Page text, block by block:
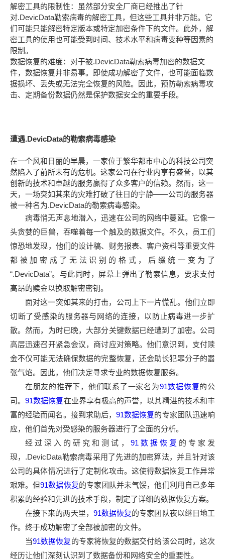
解密工具的限制性：虽然部分安全厂商已经推出了针
对.DevicData勒索病毒的解密工具，但这些工具并非万能。它
们可能只能解密特定版本或特定加密条件下的文件。此外，解
密工具的使用也可能受到时间、技术水平和病毒变种等因素的
限制。
数据恢复的难度：对于被.DevicData勒索病毒加密的数据文
件，数据恢复并非易事。即使成功解密了文件，也可能面临数
据损坏、丢失或无法完全恢复的风险。因此，预防勒索病毒攻
击、定期备份数据仍然是保护数据安全的重要手段。
遭遇.DevicData的勒索病毒感染
在一个风和日丽的早晨，一家位于繁华都市中心的科技公司突
然陷入了前所未有的危机。这家公司在行业内享有盛誉，以其
创新的技术和卓越的服务赢得了众多客户的信赖。然而，这一
天，一场突如其来的灾难打破了往日的宁静——公司的服务器
被一种名为.DevicData的勒索病毒感染。
病毒悄无声息地潜入，迅速在公司的网络中蔓延。它像一
头贪婪的巨兽，吞噬着每一个触及的数据文件。不久，员工们
惊恐地发现，他们的设计稿、财务报表、客户资料等重要文件
都被加密成了无法识别的格式，后缀统一变为了
“.DevicData”。与此同时，屏幕上弹出了勒索信息，要求支付
高昂的赎金以换取解密密钥。
面对这一突如其来的打击，公司上下一片慌乱。他们立即
切断了受感染的服务器与网络的连接，以防止病毒进一步扩
散。然而，为时已晚，大部分关键数据已经遭到了加密。公司
高层迅速召开紧急会议，商讨应对策略。他们意识到，支付赎
金不仅可能无法确保数据的完整恢复，还会助长犯罪分子的嚣
张气焰。因此，他们决定寻求专业的数据恢复服务。
在朋友的推荐下，他们联系了一家名为91数据恢复的公
司。91数据恢复在业界享有极高的声誉，以其精湛的技术和丰
富的经验而闻名。接到求助后，91数据恢复的专家团队迅速响
应，他们首先对受感染的服务器进行了全面的分析。
经过深入的研究和测试， 91数据恢复 的专家发
现，.DevicData勒索病毒采用了先进的加密算法，并且针对该
公司的具体情况进行了定制化攻击。这使得数据恢复工作异常
艰难。但91数据恢复的专家团队并未气馁，他们利用自己多年
积累的经验和先进的技术手段，制定了详细的数据恢复方案。
在接下来的两天里， 91数据恢复的专家团队夜以继日地工
作。终于成功解密了全部被加密的文件。
当91数据恢复的专家将恢复的数据交付给该公司时，这次
经历让他们深刻认识到了数据备份和网络安全的重要性。